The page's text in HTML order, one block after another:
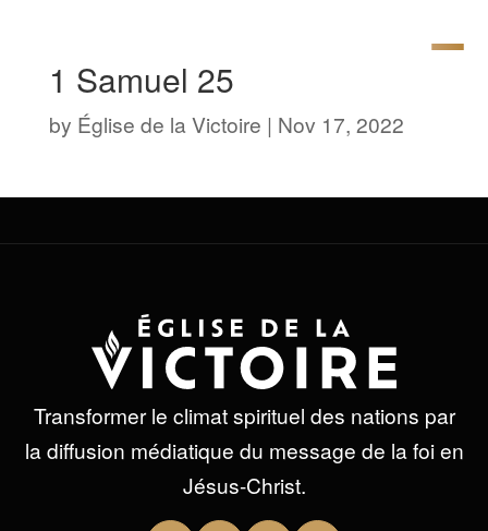
1 Samuel 25
by Église de la Victoire | Nov 17, 2022
Transformer le climat spirituel des nations par
la diffusion médiatique du message de la foi en
Jésus-Christ.